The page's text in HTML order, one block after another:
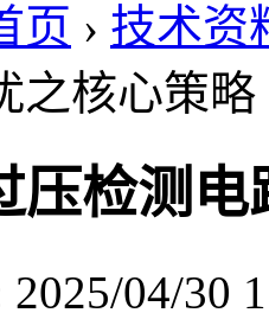
页 › 技术资
之核心策略
压检测
2025/04/30